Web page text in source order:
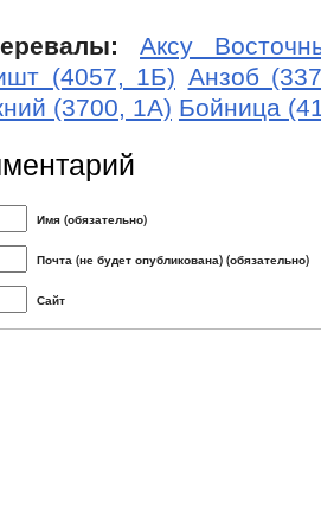
Аксу
(4057, 1Б) Анзоб
(3700, 1А) Бойница
Имя (обязательно)
Почта (не будет опубликована) (обязательно)
Сайт